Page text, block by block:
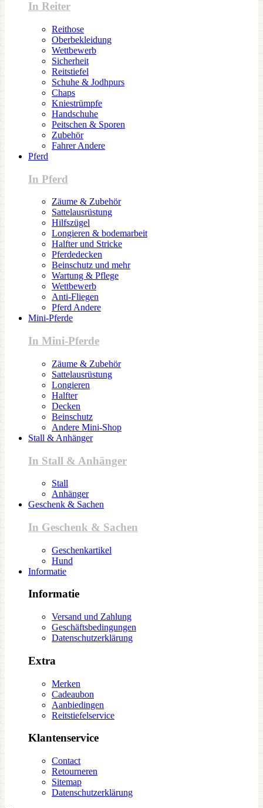
In Reiter
Reithose
Oberbekleidung
Wettbewerb
Sicherheit
Reitstiefel
Schuhe & Jodhpurs
Chaps
Kniestrümpfe
Handschuhe
Peitschen & Sporen
Zubehör
Fahrer Andere
Pferd
In Pferd
Zäume & Zubehör
Sattelausrüstung
Hilfszügel
Longieren & bodemarbeit
Halfter und Stricke
Pferdedecken
Beinschutz und mehr
Wartung & Pflege
Wettbewerb
Anti-Fliegen
Pferd Andere
Mini-Pferde
In Mini-Pferde
Zäume & Zubehör
Sattelausrüstung
Longieren
Halfter
Decken
Beinschutz
Andere Mini-Shop
Stall & Anhänger
In Stall & Anhänger
Stall
Anhänger
Geschenk & Sachen
In Geschenk & Sachen
Geschenkartikel
Hund
Informatie
Informatie
Versand und Zahlung
Geschäftsbedingungen
Datenschutzerklärung
Extra
Merken
Cadeaubon
Aanbiedingen
Reitstiefelservice
Klantenservice
Contact
Retourneren
Sitemap
Datenschutzerklärung